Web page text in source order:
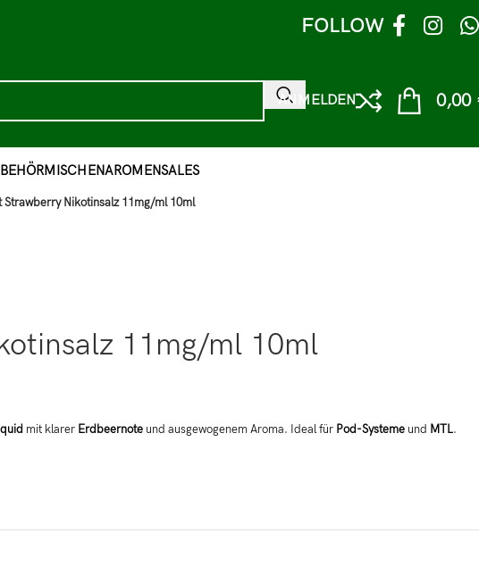
FOLLOW
ANMELDEN 0,00
MISCHENAROMENSALES
Strawberry Nikotinsalz 11mg/ml 10ml
11mg/ml 10ml
mit klarer Erdbeernote und ausgewogenem Aroma. Ideal für Pod-Systeme und MTL.